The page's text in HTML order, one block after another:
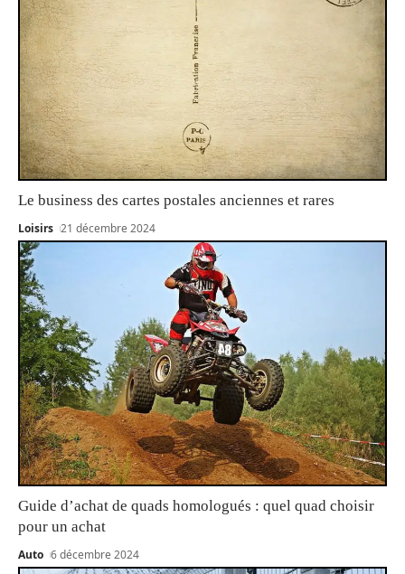
Le business des cartes postales anciennes et rares
Loisirs 21 décembre 2024
Guide d’achat de quads homologués : quel quad choisir
pour un achat
Auto 6 décembre 2024